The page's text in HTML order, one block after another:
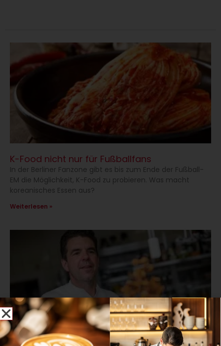
K-Food nicht nur für Fußballfans
In der Berliner Fanzone gibt es bis zum Ende der Fußball-
EM die Möglichkeit, K-Food zu probieren. Was macht
koreanisches Essen aus?
Weiterlesen »